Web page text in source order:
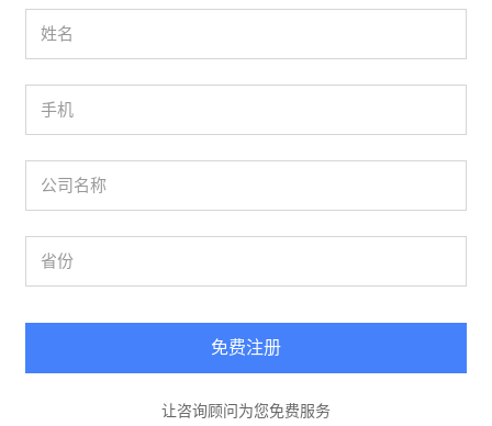
免费注册
让咨询顾问为您免费服务